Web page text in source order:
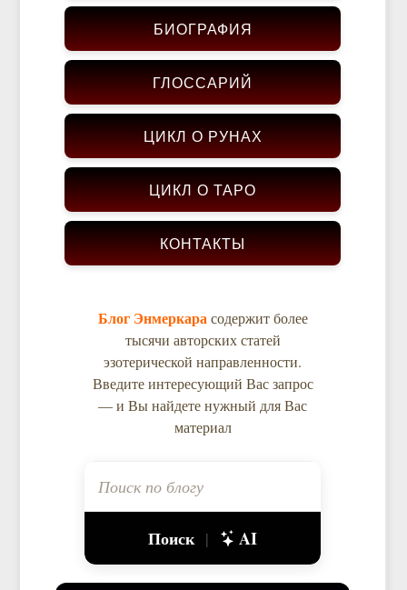
БИОГРАФИЯ
ГЛОССАРИЙ
ЦИКЛ О РУНАХ
ЦИКЛ О ТАРО
КОНТАКТЫ
Блог Энмеркара содержит более
тысячи авторских статей
эзотерической направленности.
Введите интересующий Вас запрос
— и Вы найдете нужный для Вас
материал
Поиск | AI